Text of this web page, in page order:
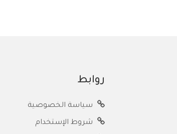
روابط
سياسة الخصوصية
شروط الإستخدام